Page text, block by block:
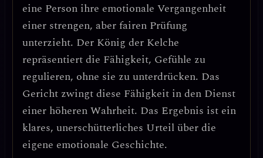
eine Person ihre emotionale Vergangenheit
einer strengen, aber fairen Prüfung
unterzieht. Der König der Kelche
repräsentiert die Fähigkeit, Gefühle zu
regulieren, ohne sie zu unterdrücken. Das
Gericht zwingt diese Fähigkeit in den Dienst
einer höheren Wahrheit. Das Ergebnis ist ein
klares, unerschütterliches Urteil über die
eigene emotionale Geschichte.